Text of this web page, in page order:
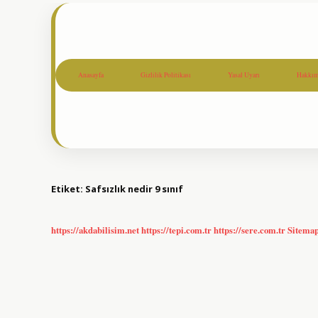
Anasayfa Gizlilik Politikası Yasal Uyarı
Etiket: Safsızlık nedir 9 sınıf
https://akdabilisim.nethttps://tepi.com.trhttps://sere.com.tr